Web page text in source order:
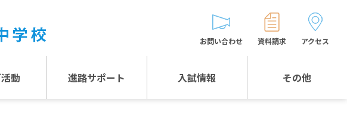
動 進路サポート 入試情報 その他
お問い合わせ 資料請求 アクセス